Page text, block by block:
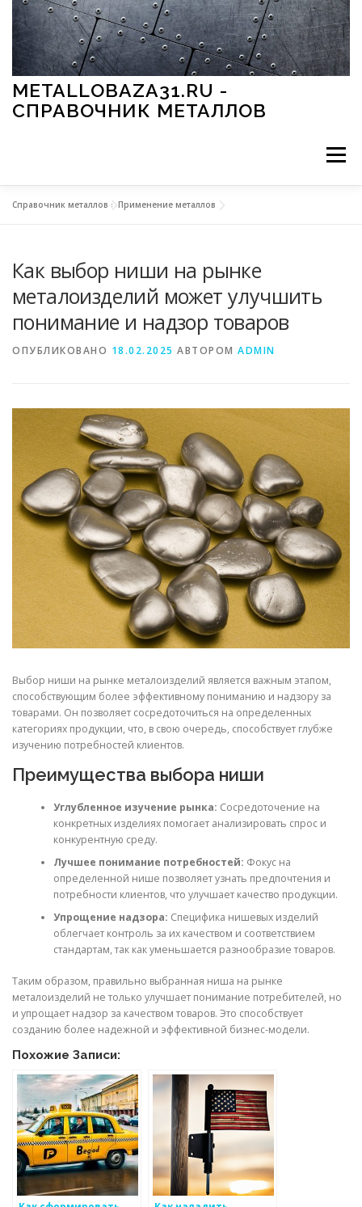
Перейти к содержимому
METALLOBAZA31.RU -
СПРАВОЧНИК МЕТАЛЛОВ
Меню
МЕТАЛЛЫ И ОКРУЖАЮЩАЯ СРЕДА
ПРИМЕНЕНИЕ МЕТАЛЛОВ
Справочник металлов »Применение металлов
Как выбор ниши на рынке
металоизделий может улучшить
понимание и надзор товаров
ОПУБЛИКОВАНО 18.02.2025 АВТОРОМ ADMIN
Выбор ниши на рынке металоизделий является важным этапом,
способствующим более эффективному пониманию и надзору за
товарами. Он позволяет сосредоточиться на определенных
категориях продукции, что, в свою очередь, способствует глубже
изучению потребностей клиентов.
Преимущества выбора ниши
Углубленное изучение рынка: Сосредоточение на
конкретных изделиях помогает анализировать спрос и
конкурентную среду.
Лучшее понимание потребностей: Фокус на
определенной нише позволяет узнать предпочтения и
потребности клиентов, что улучшает качество продукции.
Упрощение надзора: Специфика нишевых изделий
облегчает контроль за их качеством и соответствием
стандартам, так как уменьшается разнообразие товаров.
Таким образом, правильно выбранная ниша на рынке
металоизделий не только улучшает понимание потребителей, но
и упрощает надзор за качеством товаров. Это способствует
созданию более надежной и эффективной бизнес-модели.
Похожие Записи: